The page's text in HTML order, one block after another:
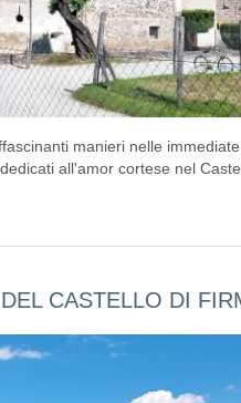
manieri nelle
all'amor cortese nel
CASTELLO DI